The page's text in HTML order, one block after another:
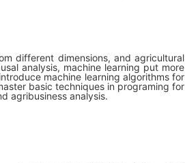
different dimensions, and agricultural
analysis, machine learning put more
machine learning algorithms for
basic techniques in programing for
agribusiness analysis.